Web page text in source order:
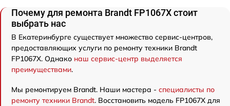
Почему для ремонта Brandt FP1067X стоит
выбрать нас
В Екатеринбурге существует множество сервис-центров,
предоставляющих услуги по ремонту техники Brandt
FP1067X. Однако наш сервис-центр выделяется
преимуществами.
Мы ремонтируем Brandt. Наши мастера - специалисты по
ремонту техники Brandt. Восстановить модель FP1067X для